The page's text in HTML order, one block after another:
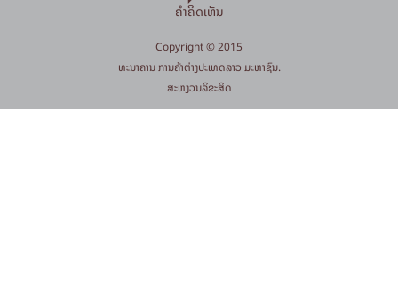
ຄຳຄິດເຫັນ
Copyright © 2015
​ທະນາຄານ ການຄ້າຕ່າງປະເທດລາວ ມະຫາຊົນ.
​ສະ​ຫງວນ​ລິ​ຂະ​ສິດ